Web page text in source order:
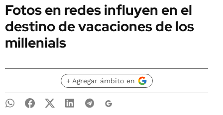
Fotos en redes influyen en el
destino de vacaciones de los
millenials
+ Agregar ámbito en